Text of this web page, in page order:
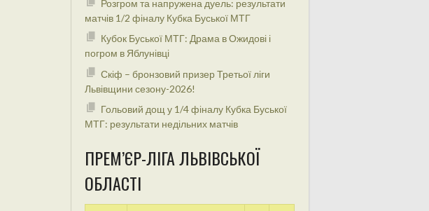
Розгром та напружена дуель: результати
матчів 1/2 фіналу Кубка Буської МТГ
Кубок Буської МТГ: Драма в Ожидові і
погром в Яблунівці
Скіф – бронзовий призер Третьої ліги
Львівщини сезону-2026!
Гольовий дощ у 1/4 фіналу Кубка Буської
МТГ: результати недільних матчів
ПРЕМ’ЄР-ЛІГА ЛЬВІВСЬКОЇ
ОБЛАСТІ